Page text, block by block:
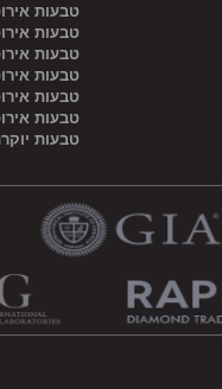
טבעות
טבעות
טבעות
טבעות
טבעות
טבעות
טבעות